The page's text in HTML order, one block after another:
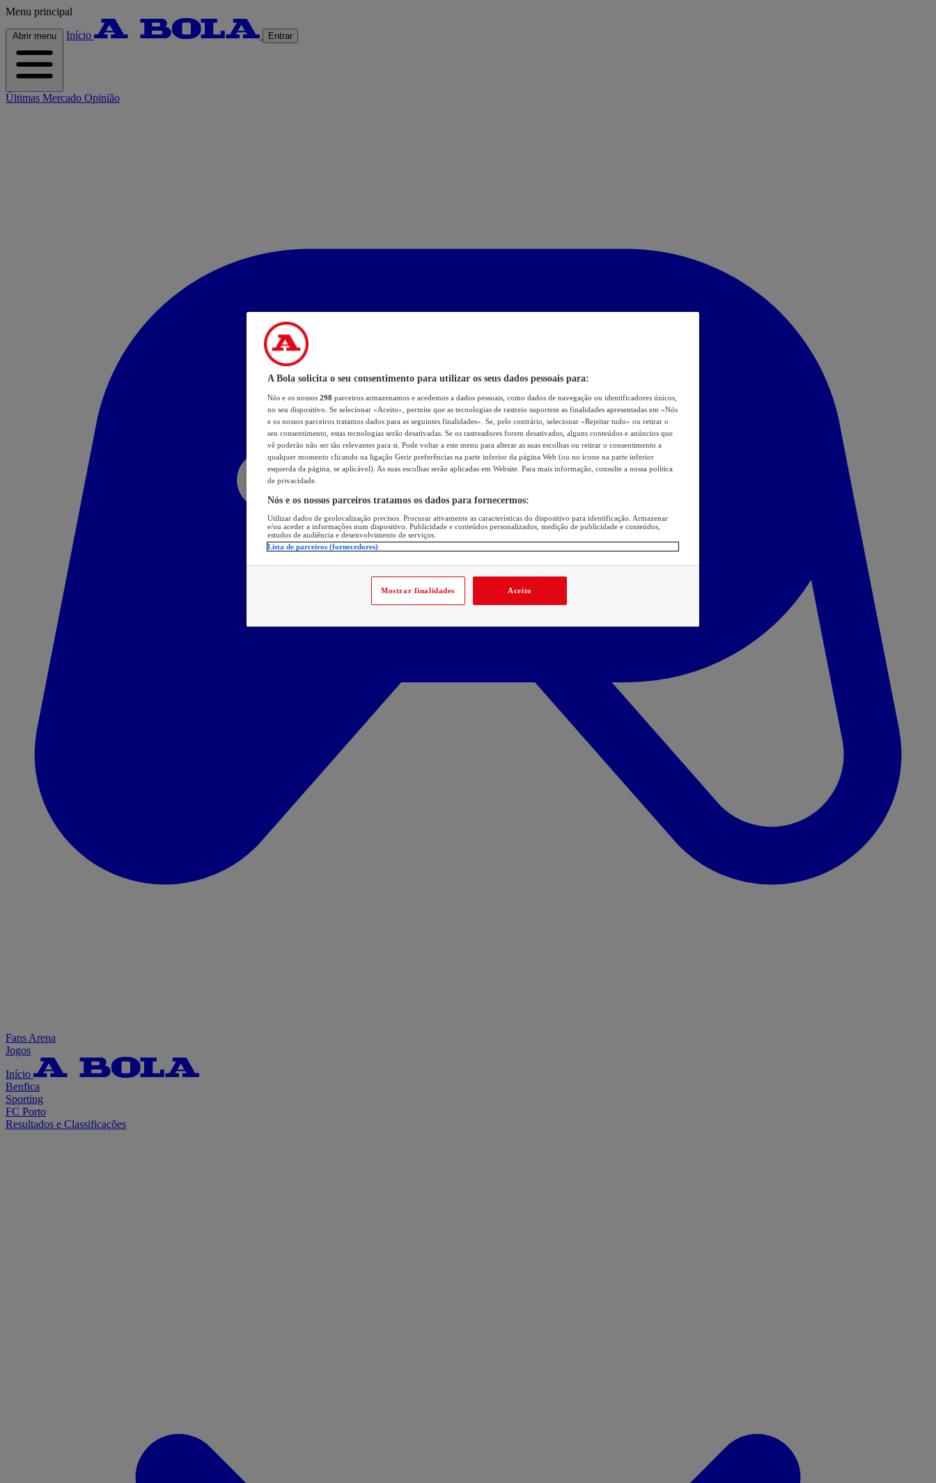
Menu principal
Abrir menu Início Entrar
Últimas Mercado Opinião
Fans Arena
Jogos
Início
Benfica
Sporting
FC Porto
Resultados e Classificações
A Bola solicita o seu consentimento para utilizar os seus dados pessoais para:
Nós e os nossos 298 parceiros armazenamos e acedemos a dados pessoais, como dados de navegação ou identificadores únicos,
no seu dispositivo. Se selecionar «Aceito», permite que as tecnologias de rastreio suportem as finalidades apresentadas em «Nós
e os nossos parceiros tratamos dados para as seguintes finalidades». Se, pelo contrário, selecionar «Rejeitar tudo» ou retirar o
seu consentimento, estas tecnologias serão desativadas. Se os rastreadores forem desativados, alguns conteúdos e anúncios que
vê poderão não ser tão relevantes para si. Pode voltar a este menu para alterar as suas escolhas ou retirar o consentimento a
qualquer momento clicando na ligação Gerir preferências na parte inferior da página Web (ou no ícone na parte inferior
esquerda da página, se aplicável). As suas escolhas serão aplicadas em Website. Para mais informação, consulte a nossa política
de privacidade.
Nós e os nossos parceiros tratamos os dados para fornecermos:
Utilizar dados de geolocalização precisos. Procurar ativamente as características do dispositivo para identificação. Armazenar
e/ou aceder a informações num dispositivo. Publicidade e conteúdos personalizados, medição de publicidade e conteúdos,
estudos de audiência e desenvolvimento de serviços.
Lista de parceiros (fornecedores)
Mostrar finalidades Aceito